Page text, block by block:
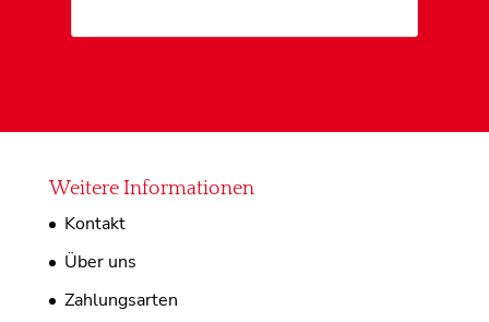
Weitere Informationen
Kontakt
Über uns
Zahlungsarten